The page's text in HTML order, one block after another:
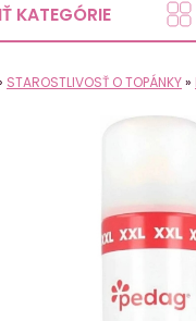
KATEGÓRIE
STAROSTLIVOSŤ O TOPÁNKY»